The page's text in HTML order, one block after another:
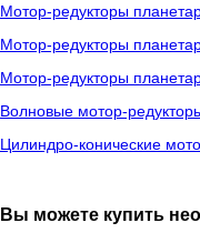
Мотор-редукторы
Мотор-редукторы
Мотор-редукторы
Волновые мотор-
Цилиндро-конические
Вы можете купить